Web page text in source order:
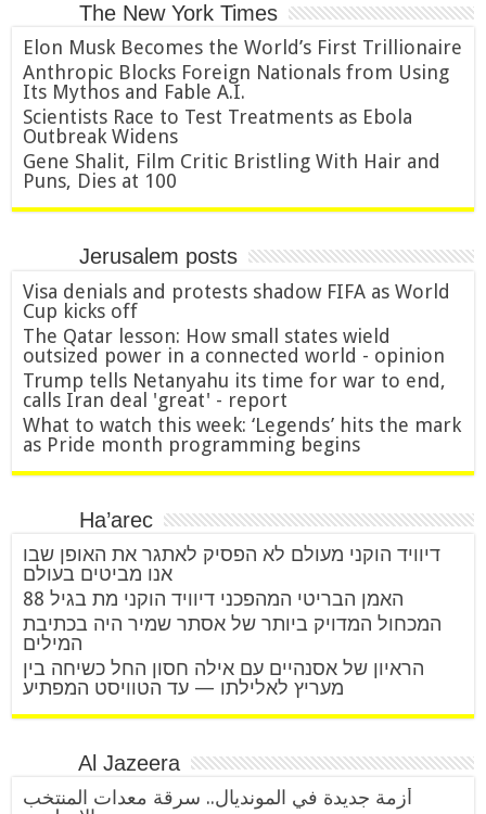
The New York Times
Elon Musk Becomes the World’s First Trillionaire
Anthropic Blocks Foreign Nationals from Using
Its Mythos and Fable A.I.
Scientists Race to Test Treatments as Ebola
Outbreak Widens
Gene Shalit, Film Critic Bristling With Hair and
Puns, Dies at 100
Jerusalem posts
Visa denials and protests shadow FIFA as World
Cup kicks off
The Qatar lesson: How small states wield
outsized power in a connected world - opinion
Trump tells Netanyahu its time for war to end,
calls Iran deal 'great' - report
What to watch this week: ‘Legends’ hits the mark
as Pride month programming begins
Ha’arec
דיוויד הוקני מעולם לא הפסיק לאתגר את האופן שבו
אנו מביטים בעולם
האמן הבריטי המהפכני דיוויד הוקני מת בגיל 88
המכחול המדויק ביותר של אסתר שמיר היה בכתיבת
המילים
הראיון של אסנהיים עם אילה חסון החל כשיחה בין
מעריץ לאלילתו — עד הטוויסט המפתיע
Al Jazeera
أزمة جديدة في المونديال.. سرقة معدات المنتخب